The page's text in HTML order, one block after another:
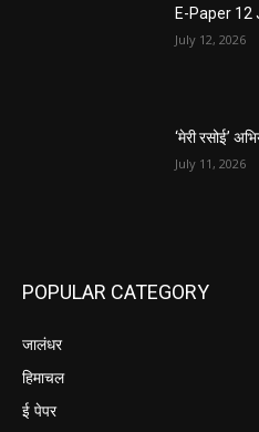
E-Paper 12
July 12, 2026
‘मेरी रसोई’
July 11, 2026
POPULAR CATEGORY
जालंधर
हिमाचल
ई पेपर